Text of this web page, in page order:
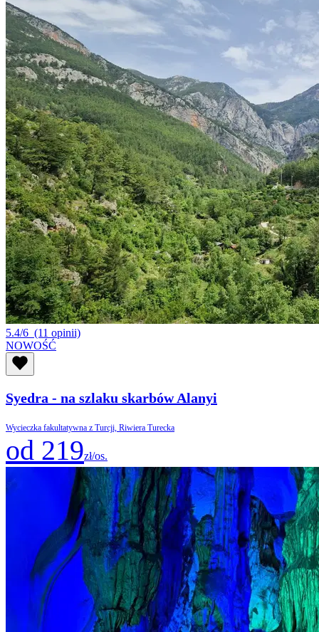
5.4/6 (11 opinii)
NOWOŚĆ
Syedra - na szlaku skarbów Alanyi
Wycieczka fakultatywna z Turcji, Riwiera Turecka
od 219zł/os.